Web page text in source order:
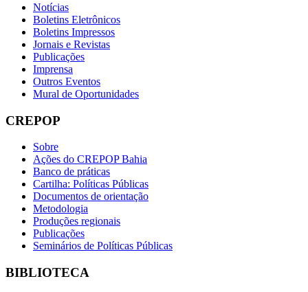
Notícias
Boletins Eletrônicos
Boletins Impressos
Jornais e Revistas
Publicações
Imprensa
Outros Eventos
Mural de Oportunidades
CREPOP
Sobre
Ações do CREPOP Bahia
Banco de práticas
Cartilha: Políticas Públicas
Documentos de orientação
Metodologia
Produções regionais
Publicações
Seminários de Políticas Públicas
BIBLIOTECA